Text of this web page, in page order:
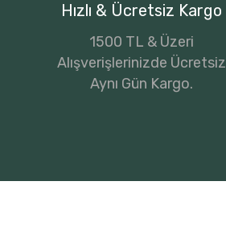
Hızlı & Ücretsiz Kargo
1500 TL & Üzeri
Alışverişlerinizde Ücretsiz
Aynı Gün Kargo.